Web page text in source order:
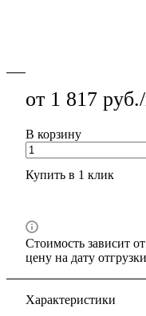
от 1 817
В корзину
Купить в 1 клик
Стоимость зависит
цену на дату
Характеристики